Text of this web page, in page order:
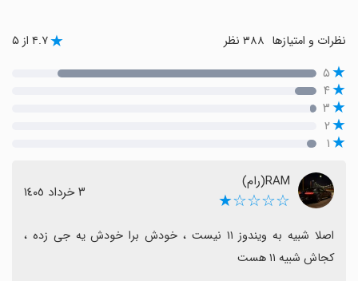
نظرات و امتیازها ۴.۷ از ۵
۵
۴
۳
۲
۱
RAM(رام)
☆☆☆☆★ ٣ خرداد ١٤٠٥
کجاش شبیه ۱۱ هست